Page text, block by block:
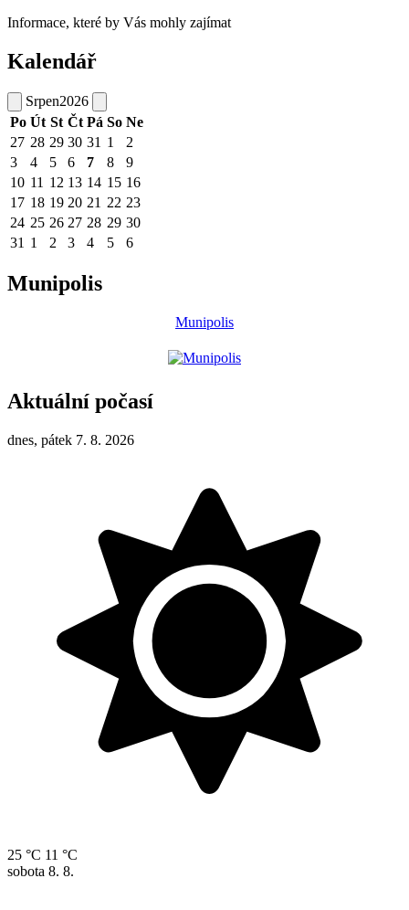
Informace, které by Vás mohly zajímat
Kalendář
Srpen2026
Po Út St Čt Pá So Ne
27 28 29 30 31 1
2
3
4 5 6 7 8
9
10 11 12 13 14 15 16
17 18 19 20 21 22 23
24 25 26 27 28 29 30
31 1 2 3 4 5 6
Munipolis
Munipolis
Aktuální počasí
dnes, pátek 7. 8. 2026
25 °C 11 °C
sobota 8. 8.